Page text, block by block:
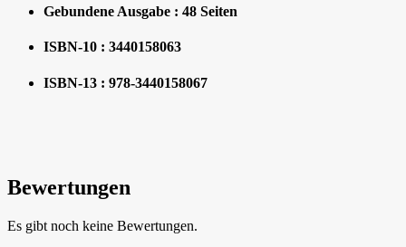
Gebundene Ausgabe : 48 Seiten
ISBN-10 : 3440158063
ISBN-13 : 978-3440158067
Bewertungen
Es gibt noch keine Bewertungen.